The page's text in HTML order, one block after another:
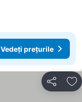
Vedeți prețurile
Distribuiți